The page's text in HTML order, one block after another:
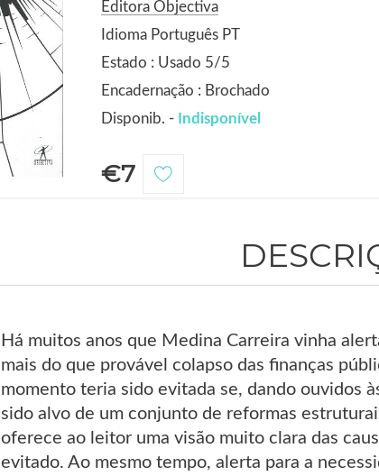
Editora Objectiva
Idioma Português PT
Estado : Usado 5/5
Encadernação : Brochado
Disponib. - Indisponível
€7
Há muitos anos que Medina Carreira vinha
mais do que provável colapso das finanças
momento teria sido evitada se, dando ouvidos
sido alvo de um conjunto de reformas
oferece ao leitor uma visão muito clara das
evitado. Ao mesmo tempo, alerta para a